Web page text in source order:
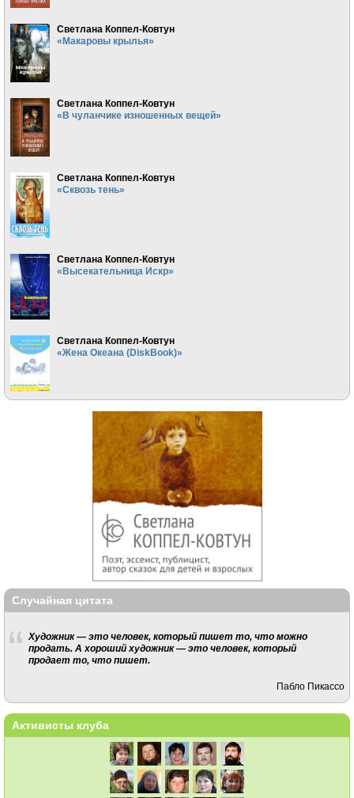
Светлана Коппел-Ковтун
«Макаровы крылья»
Светлана Коппел-Ковтун
«В чуланчике изношенных вещей»
Светлана Коппел-Ковтун
«Сквозь тень»
Светлана Коппел-Ковтун
«Высекательница Искр»
Светлана Коппел-Ковтун
«Жена Океана (DiskBook)»
Случайная цитата
Художник — это человек, который пишет то, что можно
продать. А хороший художник — это человек, который
продает то, что пишет.
Пабло Пикассо
Активисты клуба